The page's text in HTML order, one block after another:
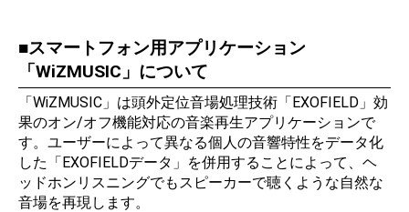
スマートフォン用アプリケーション
「WiZMUSIC」について
「WiZMUSIC」は頭外定位音場処理技術「EXOFIELD」効
果のオン/オフ機能対応の音楽再生アプリケーションで
す。ユーザーによって異なる個人の音響特性をデータ化
した「EXOFIELDデータ」を併用することによって、ヘ
ッドホンリスニングでもスピーカーで聴くような自然な
音場を再現します。